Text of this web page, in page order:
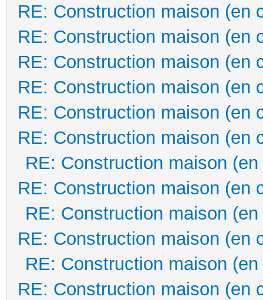
RE: Construction maison (en
RE: Construction maison (en
RE: Construction maison (en
RE: Construction maison (en
RE: Construction maison (en
RE: Construction maison (en
RE: Construction maison
RE: Construction maison (en
RE: Construction maison
RE: Construction maison (en
RE: Construction maison
RE: Construction maison (en